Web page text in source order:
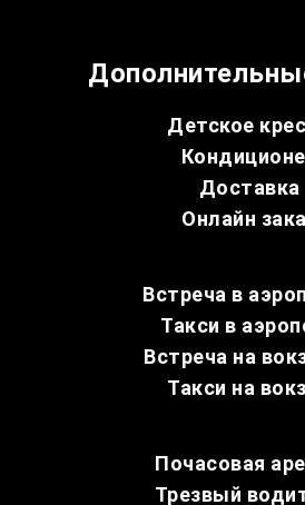
Детское
Доставка
Онлайн
Встреча в
Такси в
Встреча на
Такси на
Почасовая
Трезвый